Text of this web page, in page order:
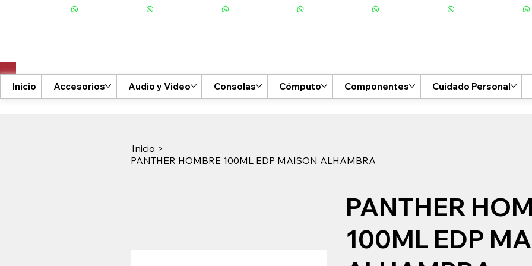
Inicio Accesorios Audio y Video Consolas Cómputo Componentes Cuidado Personal
Inicio >
PANTHER HOMBRE 100ML EDP MAISON ALHAMBRA
PANTHER
100ML EDP